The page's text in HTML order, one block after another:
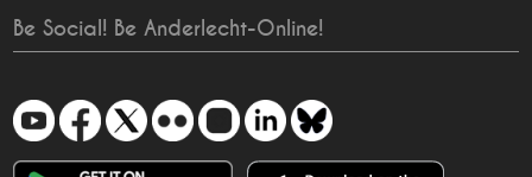
Be Social! Be Anderlecht-Online!